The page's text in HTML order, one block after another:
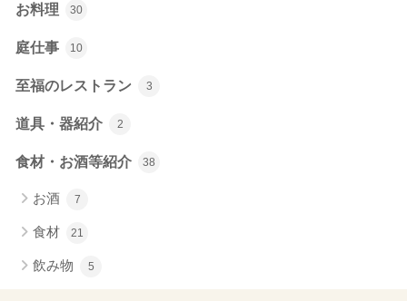
お料理 30
庭仕事 10
至福のレストラン 3
道具・器紹介 2
食材・お酒等紹介 38
お酒 7
食材 21
飲み物 5